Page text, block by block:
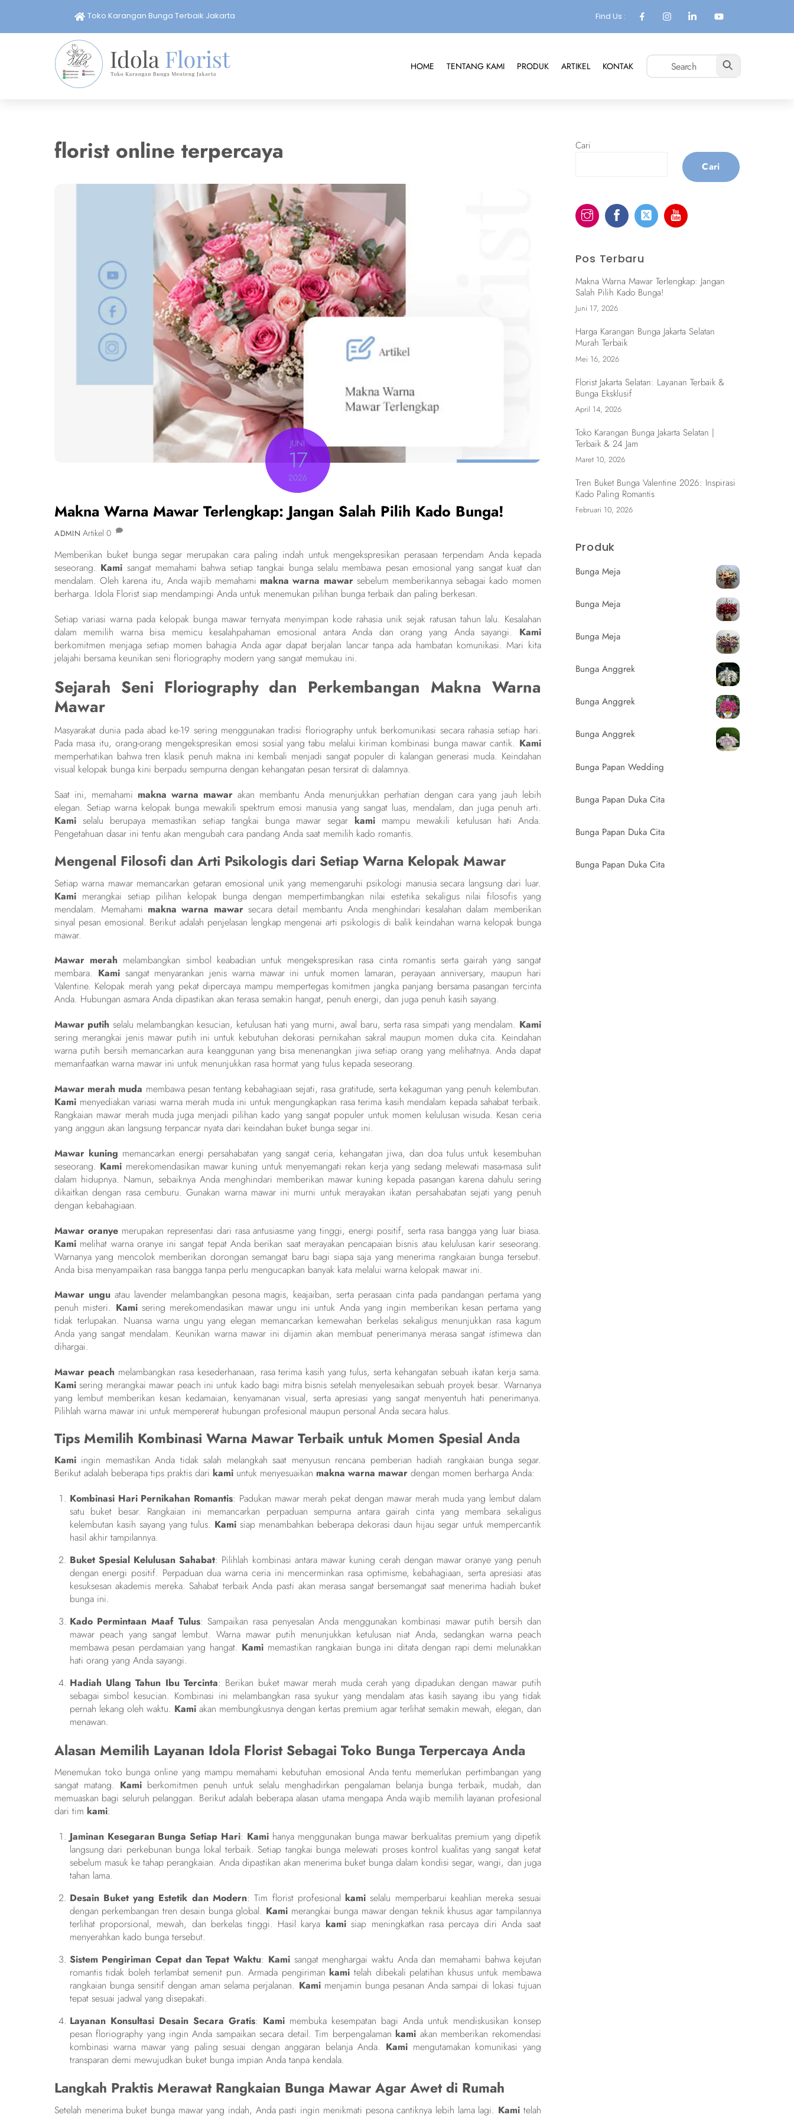
content
Toko Karangan Bunga Terbaik Jakarta Find Us :
HOME TENTANG KAMI PRODUK ARTIKEL KONTAK
florist online terpercaya
JUNI
17
2026
Makna Warna Mawar Terlengkap: Jangan Salah Pilih Kado Bunga!
ADMIN Artikel 0
Memberikan buket bunga segar merupakan cara paling indah untuk mengekspresikan perasaan terpendam Anda kepada
seseorang. Kami sangat memahami bahwa setiap tangkai bunga selalu membawa pesan emosional yang sangat kuat dan
mendalam. Oleh karena itu, Anda wajib memahami makna warna mawarsebelum memberikannya sebagai kado momen
berharga. Idola Florist siap mendampingi Anda untuk menemukan pilihan bunga terbaik dan paling berkesan.
Setiap variasi warna pada kelopak bunga mawar ternyata menyimpan kode rahasia unik sejak ratusan tahun lalu. Kesalahan
dalam memilih warna bisa memicu kesalahpahaman emosional antara Anda dan orang yang Anda sayangi. Kami
berkomitmen menjaga setiap momen bahagia Anda agar dapat berjalan lancar tanpa ada hambatan komunikasi. Mari kita
jelajahi bersama keunikan seni floriography modern yang sangat memukau ini.
Sejarah Seni Floriography dan Perkembangan Makna Warna
Mawar
Masyarakat dunia pada abad ke-19 sering menggunakan tradisi floriography untuk berkomunikasi secara rahasia setiap hari.
Pada masa itu, orang-orang mengekspresikan emosi sosial yang tabu melalui kiriman kombinasi bunga mawar cantik. Kami
memperhatikan bahwa tren klasik penuh makna ini kembali menjadi sangat populer di kalangan generasi muda. Keindahan
visual kelopak bunga kini berpadu sempurna dengan kehangatan pesan tersirat di dalamnya.
Saat ini, memahami makna warna mawarakan membantu Anda menunjukkan perhatian dengan cara yang jauh lebih
elegan. Setiap warna kelopak bunga mewakili spektrum emosi manusia yang sangat luas, mendalam, dan juga penuh arti.
Kami selalu berupaya memastikan setiap tangkai bunga mawar segar kami mampu mewakili ketulusan hati Anda.
Pengetahuan dasar ini tentu akan mengubah cara pandang Anda saat memilih kado romantis.
Mengenal Filosofi dan Arti Psikologis dari Setiap Warna Kelopak Mawar
Setiap warna mawar memancarkan getaran emosional unik yang memengaruhi psikologi manusia secara langsung dari luar.
Kami merangkai setiap pilihan kelopak bunga dengan mempertimbangkan nilai estetika sekaligus nilai filosofis yang
mendalam. Memahami makna warna mawarsecara detail membantu Anda menghindari kesalahan dalam memberikan
sinyal pesan emosional. Berikut adalah penjelasan lengkap mengenai arti psikologis di balik keindahan warna kelopak bunga
mawar.
Mawar merah melambangkan simbol keabadian untuk mengekspresikan rasa cinta romantis serta gairah yang sangat
membara. Kamisangat menyarankan jenis warna mawar ini untuk momen lamaran, perayaan anniversary, maupun hari
Valentine. Kelopak merah yang pekat dipercaya mampu mempertegas komitmen jangka panjang bersama pasangan tercinta
Anda. Hubungan asmara Anda dipastikan akan terasa semakin hangat, penuh energi, dan juga penuh kasih sayang.
Mawar putih selalu melambangkan kesucian, ketulusan hati yang murni, awal baru, serta rasa simpati yang mendalam. Kami
sering merangkai jenis mawar putih ini untuk kebutuhan dekorasi pernikahan sakral maupun momen duka cita. Keindahan
warna putih bersih memancarkan aura keanggunan yang bisa menenangkan jiwa setiap orang yang melihatnya. Anda dapat
memanfaatkan warna mawar ini untuk menunjukkan rasa hormat yang tulus kepada seseorang.
Mawar merah muda membawa pesan tentang kebahagiaan sejati, rasa gratitude, serta kekaguman yang penuh kelembutan.
Kami menyediakan variasi warna merah muda ini untuk mengungkapkan rasa terima kasih mendalam kepada sahabat terbaik.
Rangkaian mawar merah muda juga menjadi pilihan kado yang sangat populer untuk momen kelulusan wisuda. Kesan ceria
yang anggun akan langsung terpancar nyata dari keindahan buket bunga segar ini.
Mawar kuning memancarkan energi persahabatan yang sangat ceria, kehangatan jiwa, dan doa tulus untuk kesembuhan
seseorang. Kami merekomendasikan mawar kuning untuk menyemangati rekan kerja yang sedang melewati masa-masa sulit
dalam hidupnya. Namun, sebaiknya Anda menghindari memberikan mawar kuning kepada pasangan karena dahulu sering
dikaitkan dengan rasa cemburu. Gunakan warna mawar ini murni untuk merayakan ikatan persahabatan sejati yang penuh
dengan kebahagiaan.
Mawar oranyemerupakan representasi dari rasa antusiasme yang tinggi, energi positif, serta rasa bangga yang luar biasa.
Kami melihat warna oranye ini sangat tepat Anda berikan saat merayakan pencapaian bisnis atau kelulusan karir seseorang.
Warnanya yang mencolok memberikan dorongan semangat baru bagi siapa saja yang menerima rangkaian bunga tersebut.
Anda bisa menyampaikan rasa bangga tanpa perlu mengucapkan banyak kata melalui warna kelopak mawar ini.
Mawar unguatau lavender melambangkan pesona magis, keajaiban, serta perasaan cinta pada pandangan pertama yang
penuh misteri. Kamisering merekomendasikan mawar ungu ini untuk Anda yang ingin memberikan kesan pertama yang
tidak terlupakan. Nuansa warna ungu yang elegan memancarkan kemewahan berkelas sekaligus menunjukkan rasa kagum
Anda yang sangat mendalam. Keunikan warna mawar ini dijamin akan membuat penerimanya merasa sangat istimewa dan
dihargai.
Mawar peachmelambangkan rasa kesederhanaan, rasa terima kasih yang tulus, serta kehangatan sebuah ikatan kerja sama.
Kami sering merangkai mawar peach ini untuk kado bagi mitra bisnis setelah menyelesaikan sebuah proyek besar. Warnanya
yang lembut memberikan kesan kedamaian, kenyamanan visual, serta apresiasi yang sangat menyentuh hati penerimanya.
Pilihlah warna mawar ini untuk mempererat hubungan profesional maupun personal Anda secara halus.
Tips Memilih Kombinasi Warna Mawar Terbaik untuk Momen Spesial Anda
Kami ingin memastikan Anda tidak salah melangkah saat menyusun rencana pemberian hadiah rangkaian bunga segar.
Berikut adalah beberapa tips praktis dari kami untuk menyesuaikan makna warna mawar dengan momen berharga Anda:
Kombinasi Hari Pernikahan Romantis: Padukan mawar merah pekat dengan mawar merah muda yang lembut dalam
satu buket besar. Rangkaian ini memancarkan perpaduan sempurna antara gairah cinta yang membara sekaligus
kelembutan kasih sayang yang tulus. Kamisiap menambahkan beberapa dekorasi daun hijau segar untuk mempercantik
hasil akhir tampilannya.
Buket Spesial Kelulusan Sahabat: Pilihlah kombinasi antara mawar kuning cerah dengan mawar oranye yang penuh
dengan energi positif. Perpaduan dua warna ceria ini mencerminkan rasa optimisme, kebahagiaan, serta apresiasi atas
kesuksesan akademis mereka. Sahabat terbaik Anda pasti akan merasa sangat bersemangat saat menerima hadiah buket
bunga ini.
Kado Permintaan Maaf Tulus: Sampaikan rasa penyesalan Anda menggunakan kombinasi mawar putih bersih dan
mawar peach yang sangat lembut. Warna mawar putih menunjukkan ketulusan niat Anda, sedangkan warna peach
membawa pesan perdamaian yang hangat. Kami memastikan rangkaian bunga ini ditata dengan rapi demi melunakkan
hati orang yang Anda sayangi.
Hadiah Ulang Tahun Ibu Tercinta: Berikan buket mawar merah muda cerah yang dipadukan dengan mawar putih
sebagai simbol kesucian. Kombinasi ini melambangkan rasa syukur yang mendalam atas kasih sayang ibu yang tidak
pernah lekang oleh waktu. Kamiakan membungkusnya dengan kertas premium agar terlihat semakin mewah, elegan, dan
menawan.
Alasan Memilih Layanan Idola Florist Sebagai Toko Bunga Terpercaya Anda
Menemukan toko bunga online yang mampu memahami kebutuhan emosional Anda tentu memerlukan pertimbangan yang
sangat matang. Kami berkomitmen penuh untuk selalu menghadirkan pengalaman belanja bunga terbaik, mudah, dan
memuaskan bagi seluruh pelanggan. Berikut adalah beberapa alasan utama mengapa Anda wajib memilih layanan profesional
dari tim kami:
Jaminan Kesegaran Bunga Setiap Hari: Kami hanya menggunakan bunga mawar berkualitas premium yang dipetik
langsung dari perkebunan bunga lokal terbaik. Setiap tangkai bunga melewati proses kontrol kualitas yang sangat ketat
sebelum masuk ke tahap perangkaian. Anda dipastikan akan menerima buket bunga dalam kondisi segar, wangi, dan juga
tahan lama.
Desain Buket yang Estetik dan Modern: Tim florist profesional kami selalu memperbarui keahlian mereka sesuai
dengan perkembangan tren desain bunga global. Kami merangkai bunga mawar dengan teknik khusus agar tampilannya
terlihat proporsional, mewah, dan berkelas tinggi. Hasil karya kamisiap meningkatkan rasa percaya diri Anda saat
menyerahkan kado bunga tersebut.
Sistem Pengiriman Cepat dan Tepat Waktu: Kamisangat menghargai waktu Anda dan memahami bahwa kejutan
romantis tidak boleh terlambat semenit pun. Armada pengiriman kami telah dibekali pelatihan khusus untuk membawa
rangkaian bunga sensitif dengan aman selama perjalanan. Kamimenjamin bunga pesanan Anda sampai di lokasi tujuan
tepat sesuai jadwal yang disepakati.
Layanan Konsultasi Desain Secara Gratis: Kamimembuka kesempatan bagi Anda untuk mendiskusikan konsep
pesan floriography yang ingin Anda sampaikan secara detail. Tim berpengalaman kami akan memberikan rekomendasi
kombinasi warna mawar yang paling sesuai dengan anggaran belanja Anda. Kamimengutamakan komunikasi yang
transparan demi mewujudkan buket bunga impian Anda tanpa kendala.
Langkah Praktis Merawat Rangkaian Bunga Mawar Agar Awet di Rumah
Setelah menerima buket bunga mawar yang indah, Anda pasti ingin menikmati pesona cantiknya lebih lama lagi. Kamitelah
Cari
Cari
Pos Terbaru
Makna Warna Mawar Terlengkap: Jangan
Salah Pilih Kado Bunga!
Juni 17, 2026
Harga Karangan Bunga Jakarta Selatan
Murah Terbaik
Mei 16, 2026
Florist Jakarta Selatan: Layanan Terbaik &
Bunga Eksklusif
April 14, 2026
Toko Karangan Bunga Jakarta Selatan |
Terbaik & 24 Jam
Maret 10, 2026
Tren Buket Bunga Valentine 2026: Inspirasi
Kado Paling Romantis
Februari 10, 2026
Produk
Bunga Meja
Bunga Meja
Bunga Meja
Bunga Anggrek
Bunga Anggrek
Bunga Anggrek
Bunga Papan Wedding
Bunga Papan Duka Cita
Bunga Papan Duka Cita
Bunga Papan Duka Cita